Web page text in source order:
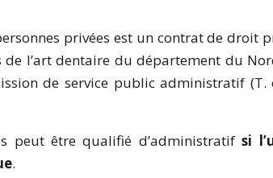
privées est un contrat de droit
l’art dentaire du département du
de service public administratif (T.
peut être qualifié d’administratifsi
.